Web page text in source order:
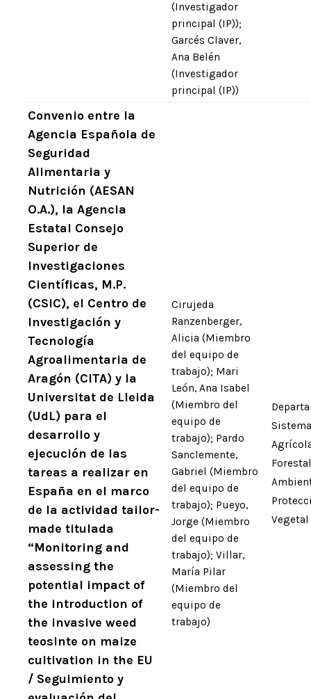
(Investigador
principal (IP));
Garcés Claver,
Ana Belén
(Investigador
principal (IP))
Convenio entre la
Agencia Española de
Seguridad
Alimentaria y
Nutrición (AESAN
O.A.), la Agencia
Estatal Consejo
Superior de
Investigaciones
Científicas, M.P.
(CSIC), el Centro de
Investigación y
Tecnología
Agroalimentaria de
Aragón (CITA) y la
Universitat de Lleida
(UdL) para el
desarrollo y
ejecución de las
tareas a realizar en
España en el marco
de la actividad tailor-
made titulada
“Monitoring and
assessing the
potential impact of
the introduction of
the invasive weed
teosinte on maize
cultivation in the EU
/ Seguimiento y
Cirujeda
Ranzenberger,
Alicia (Miembro
del equipo de
trabajo); Mari
León, Ana Isabel
(Miembro del
equipo de
trabajo); Pardo
Sanclemente,
Gabriel (Miembro
del equipo de
trabajo); Pueyo,
Jorge (Miembro
del equipo de
trabajo); Villar,
María Pilar
(Miembro del
equipo de
trabajo)
Vegetal